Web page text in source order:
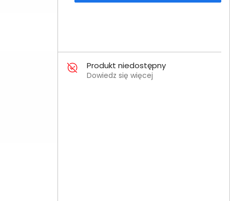
Produkt niedostępny
Dowiedz się więcej